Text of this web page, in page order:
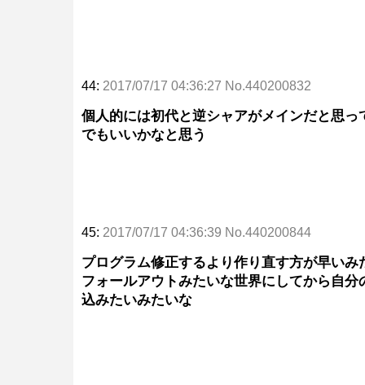
44: 2017/07/17 04:36:27 No.440200832
個人的には初代と逆シャアがメインだと思
でもいいかなと思う
45: 2017/07/17 04:36:39 No.440200844
プログラム修正するより作り直す方が早い
フォールアウトみたいな世界にしてから自
込みたいみたいな